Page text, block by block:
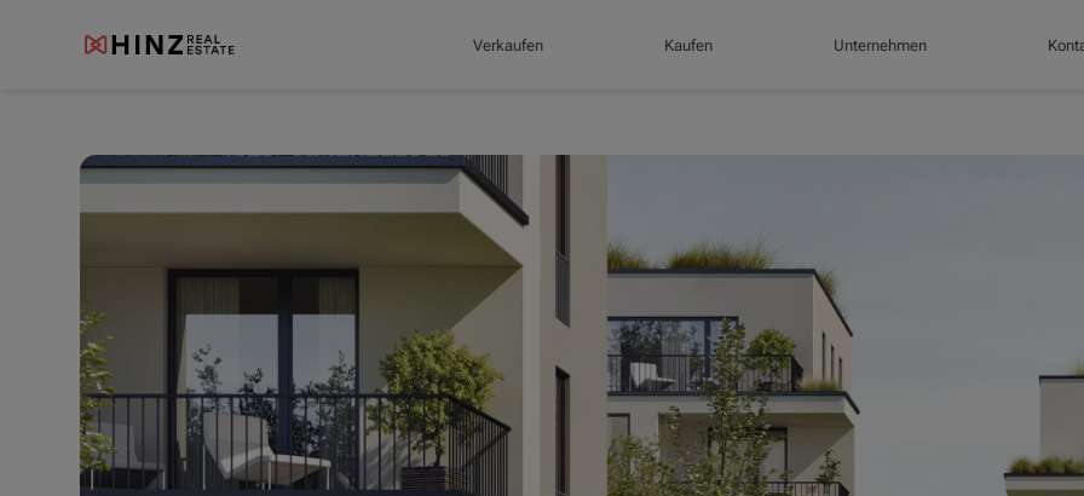
Verkaufen Kaufen Unternehmen